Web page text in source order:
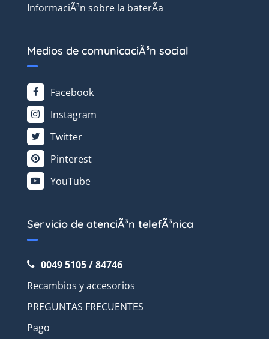
InformaciÃ³n sobre la baterÃ­a
Medios de comunicaciÃ³n social
Facebook
Instagram
Twitter
Pinterest
YouTube
Servicio de atenciÃ³n telefÃ³nica
0049 5105 / 84746
Recambios y accesorios
PREGUNTAS FRECUENTES
Pago